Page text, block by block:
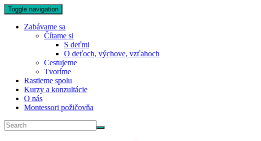
Toggle navigation
Zabávame sa
Čítame si
S deťmi
O deťoch, výchove, vzťahoch
Cestujeme
Tvoríme
Rastieme spolu
Kurzy a konzultácie
O nás
Montessori požičovňa